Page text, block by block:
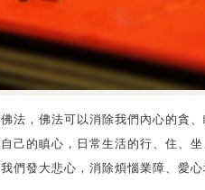
法，佛法可以消除我們內心的貪
己的瞋心，日常生活的行、住、
們發大悲心，消除煩惱業障、愛